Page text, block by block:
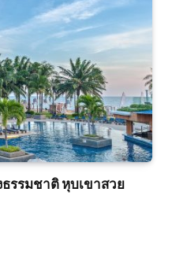
รรมชาติ หุบเขาสวย